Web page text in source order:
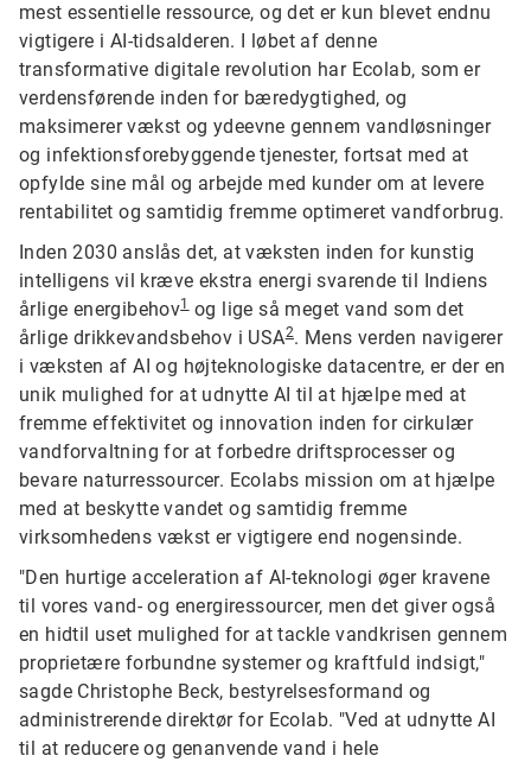
mest essentielle ressource, og det er kun blevet endnu
vigtigere i AI-tidsalderen. I løbet af denne
transformative digitale revolution har Ecolab, som er
verdensførende inden for bæredygtighed, og
maksimerer vækst og ydeevne gennem vandløsninger
og infektionsforebyggende tjenester, fortsat med at
opfylde sine mål og arbejde med kunder om at levere
rentabilitet og samtidig fremme optimeret vandforbrug.
Inden 2030 anslås det, at væksten inden for kunstig
intelligens vil kræve ekstra energi svarende til Indiens
årlige energibehov1 og lige så meget vand som det
årlige drikkevandsbehov i USA2. Mens verden navigerer
i væksten af AI og højteknologiske datacentre, er der en
unik mulighed for at udnytte AI til at hjælpe med at
fremme effektivitet og innovation inden for cirkulær
vandforvaltning for at forbedre driftsprocesser og
bevare naturressourcer. Ecolabs mission om at hjælpe
med at beskytte vandet og samtidig fremme
virksomhedens vækst er vigtigere end nogensinde.
"Den hurtige acceleration af AI-teknologi øger kravene
til vores vand- og energiressourcer, men det giver også
en hidtil uset mulighed for at tackle vandkrisen gennem
proprietære forbundne systemer og kraftfuld indsigt,"
sagde Christophe Beck, bestyrelsesformand og
administrerende direktør for Ecolab. "Ved at udnytte AI
til at reducere og genanvende vand i hele